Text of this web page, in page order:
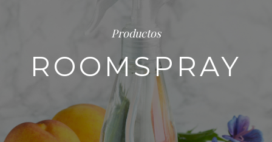
Productos
ROOMSPRAY